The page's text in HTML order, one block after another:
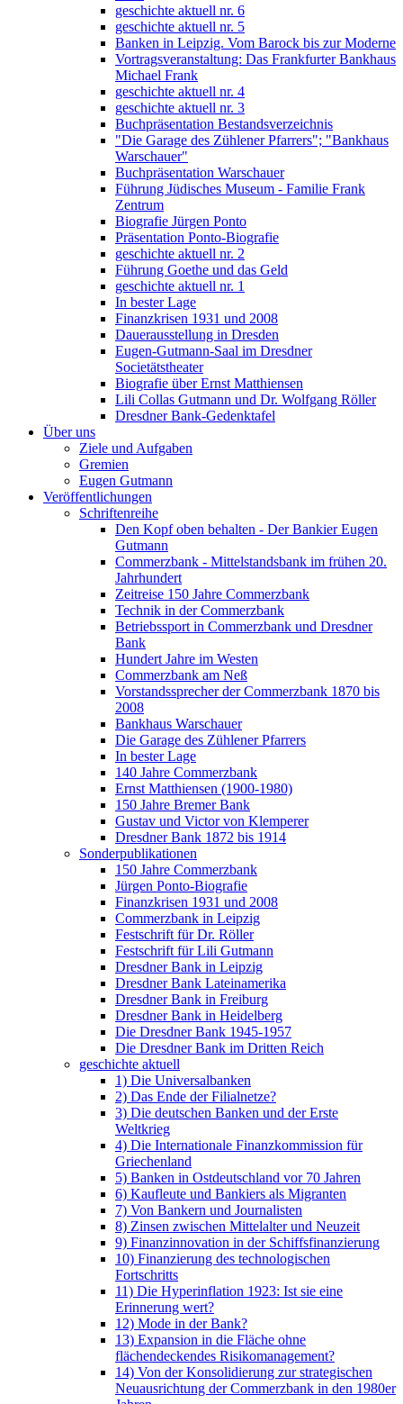
geschichte aktuell nr. 6
geschichte aktuell nr. 5
Banken in Leipzig. Vom Barock bis zur Moderne
Vortragsveranstaltung: Das Frankfurter Bankhaus
Michael Frank
geschichte aktuell nr. 4
geschichte aktuell nr. 3
Buchpräsentation Bestandsverzeichnis
"Die Garage des Zühlener Pfarrers"; "Bankhaus
Warschauer"
Buchpräsentation Warschauer
Führung Jüdisches Museum - Familie Frank
Zentrum
Biografie Jürgen Ponto
Präsentation Ponto-Biografie
geschichte aktuell nr. 2
Führung Goethe und das Geld
geschichte aktuell nr. 1
In bester Lage
Finanzkrisen 1931 und 2008
Dauerausstellung in Dresden
Eugen-Gutmann-Saal im Dresdner
Societätstheater
Biografie über Ernst Matthiensen
Lili Collas Gutmann und Dr. Wolfgang Röller
Dresdner Bank-Gedenktafel
Über uns
Ziele und Aufgaben
Gremien
Eugen Gutmann
Veröffentlichungen
Schriftenreihe
Den Kopf oben behalten - Der Bankier Eugen
Gutmann
Commerzbank - Mittelstandsbank im frühen 20.
Jahrhundert
Zeitreise 150 Jahre Commerzbank
Technik in der Commerzbank
Betriebssport in Commerzbank und Dresdner
Bank
Hundert Jahre im Westen
Commerzbank am Neß
Vorstandssprecher der Commerzbank 1870 bis
2008
Bankhaus Warschauer
Die Garage des Zühlener Pfarrers
In bester Lage
140 Jahre Commerzbank
Ernst Matthiensen (1900-1980)
150 Jahre Bremer Bank
Gustav und Victor von Klemperer
Dresdner Bank 1872 bis 1914
Sonderpublikationen
150 Jahre Commerzbank
Jürgen Ponto-Biografie
Finanzkrisen 1931 und 2008
Commerzbank in Leipzig
Festschrift für Dr. Röller
Festschrift für Lili Gutmann
Dresdner Bank in Leipzig
Dresdner Bank Lateinamerika
Dresdner Bank in Freiburg
Dresdner Bank in Heidelberg
Die Dresdner Bank 1945-1957
Die Dresdner Bank im Dritten Reich
geschichte aktuell
1) Die Universalbanken
2) Das Ende der Filialnetze?
3) Die deutschen Banken und der Erste
Weltkrieg
4) Die Internationale Finanzkommission für
Griechenland
5) Banken in Ostdeutschland vor 70 Jahren
6) Kaufleute und Bankiers als Migranten
7) Von Bankern und Journalisten
8) Zinsen zwischen Mittelalter und Neuzeit
9) Finanzinnovation in der Schiffsfinanzierung
10) Finanzierung des technologischen
Fortschritts
11) Die Hyperinflation 1923: Ist sie eine
Erinnerung wert?
12) Mode in der Bank?
13) Expansion in die Fläche ohne
flächendeckendes Risikomanagement?
14) Von der Konsolidierung zur strategischen
Neuausrichtung der Commerzbank in den 1980er